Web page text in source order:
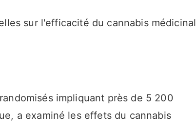
sur l'efficacité du cannabis médicinal
impliquant près de 5 200
a examiné les effets du cannabis